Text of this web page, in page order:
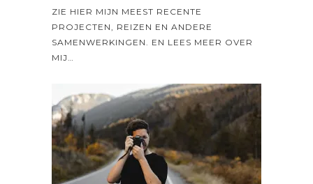
ZIE HIER MIJN MEEST RECENTE
PROJECTEN, REIZEN EN ANDERE
SAMENWERKINGEN. EN LEES MEER OVER
MIJ…